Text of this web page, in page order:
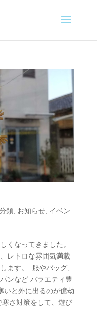
類, お知らせ, イベン
くなってきました。
レトロな雰囲気満載
ます。 ​ 服やバッグ、
ンなど バラエティ豊
いと外に出るのが億劫
さ対策をして、遊び